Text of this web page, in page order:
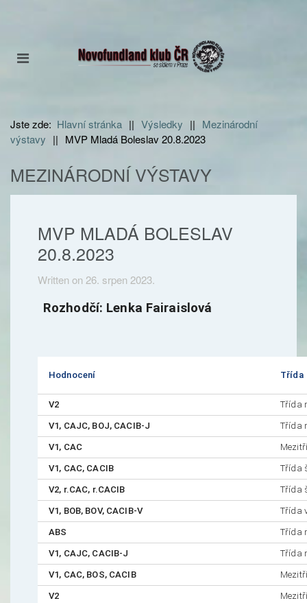
Jste zde: Hlavní stránka || Výsledky || Mezinárodní
výstavy || MVP Mladá Boleslav 20.8.2023
MEZINÁRODNÍ VÝSTAVY
MVP MLADÁ BOLESLAV
20.8.2023
Written on 26. srpen 2023.
Rozhodčí: Lenka Fairaislová
Hodnocení Třída
V2 Třída
V1, CAJC, BOJ, CACIB-J Třída
V1, CAC
V1, CAC, CACIB Třída
V2, r.CAC, r.CACIB Třída
V1, BOB, BOV, CACIB-V Třída
ABS Třída
V1, CAJC, CACIB-J Třída
V1, CAC, BOS, CACIB
V2